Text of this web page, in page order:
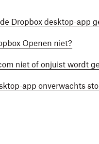
Dropbox desktop-app
Openen niet?
niet of onjuist wordt
app onverwachts